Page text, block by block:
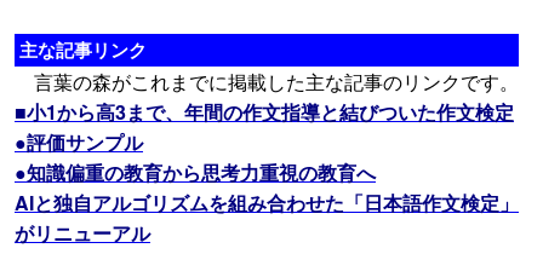
主な記事リンク
言葉の森がこれまでに掲載した主な記事のリンクです。
■小1から高3まで、年間の作文指導と結びついた作文検定
●評価サンプル
●知識偏重の教育から思考力重視の教育へ
AIと独自アルゴリズムを組み合わせた「日本語作文検定」
がリニューアル